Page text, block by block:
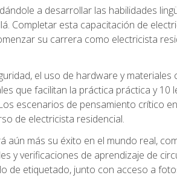
a desarrollar las habilidades
Completar esta capacitación de
su carrera como electricista
el uso de hardware y materiales
que facilitan la práctica práctica y 10
escenarios de pensamiento crítico
de electricista residencial.
más su éxito en el mundo real,
y verificaciones de aprendizaje de
de etiquetado, junto con acceso a